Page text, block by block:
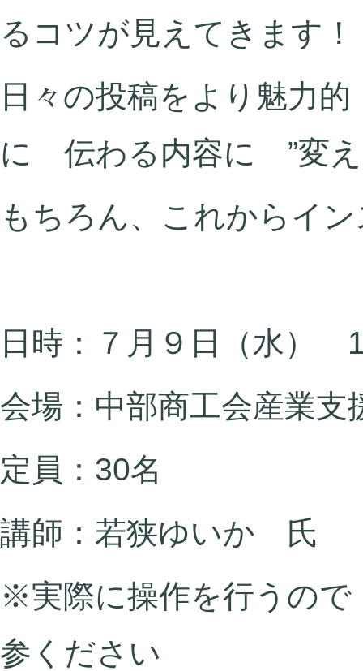
るコツが見えてきます！
日々の投稿をより魅力的
に 伝わる内容に ”変え
もちろん、これからイ
日時：７月９日（水）
会場： 中部商工会産業支
定員：30名
講師：若狭ゆいか 氏
※実際に操作を行うの
参ください